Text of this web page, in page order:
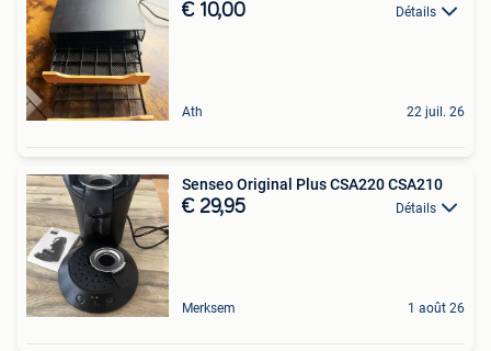
€ 10,00 Détails
Ath 22 juil. 26
Senseo Original Plus CSA220 CSA210
€ 29,95 Détails
Merksem 1 août 26